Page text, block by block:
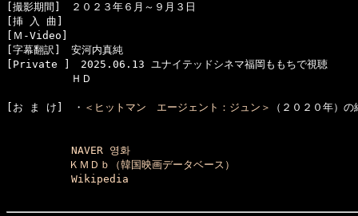
[撮影期間]　２０２３年６月～９月３日
[挿 入 曲]
[Ｍ-Video]
[字幕翻訳]　安河内真純
[Private ]　2025.06.13 ユナイテッドシネマ福岡ももちで視聴
[お ま け]　・ ＜ヒットマン　エージェント：ジュン＞ （２０２０年）の
NAVER 영화
ＫＭＤｂ（韓国映画データベース）
Wikipedia